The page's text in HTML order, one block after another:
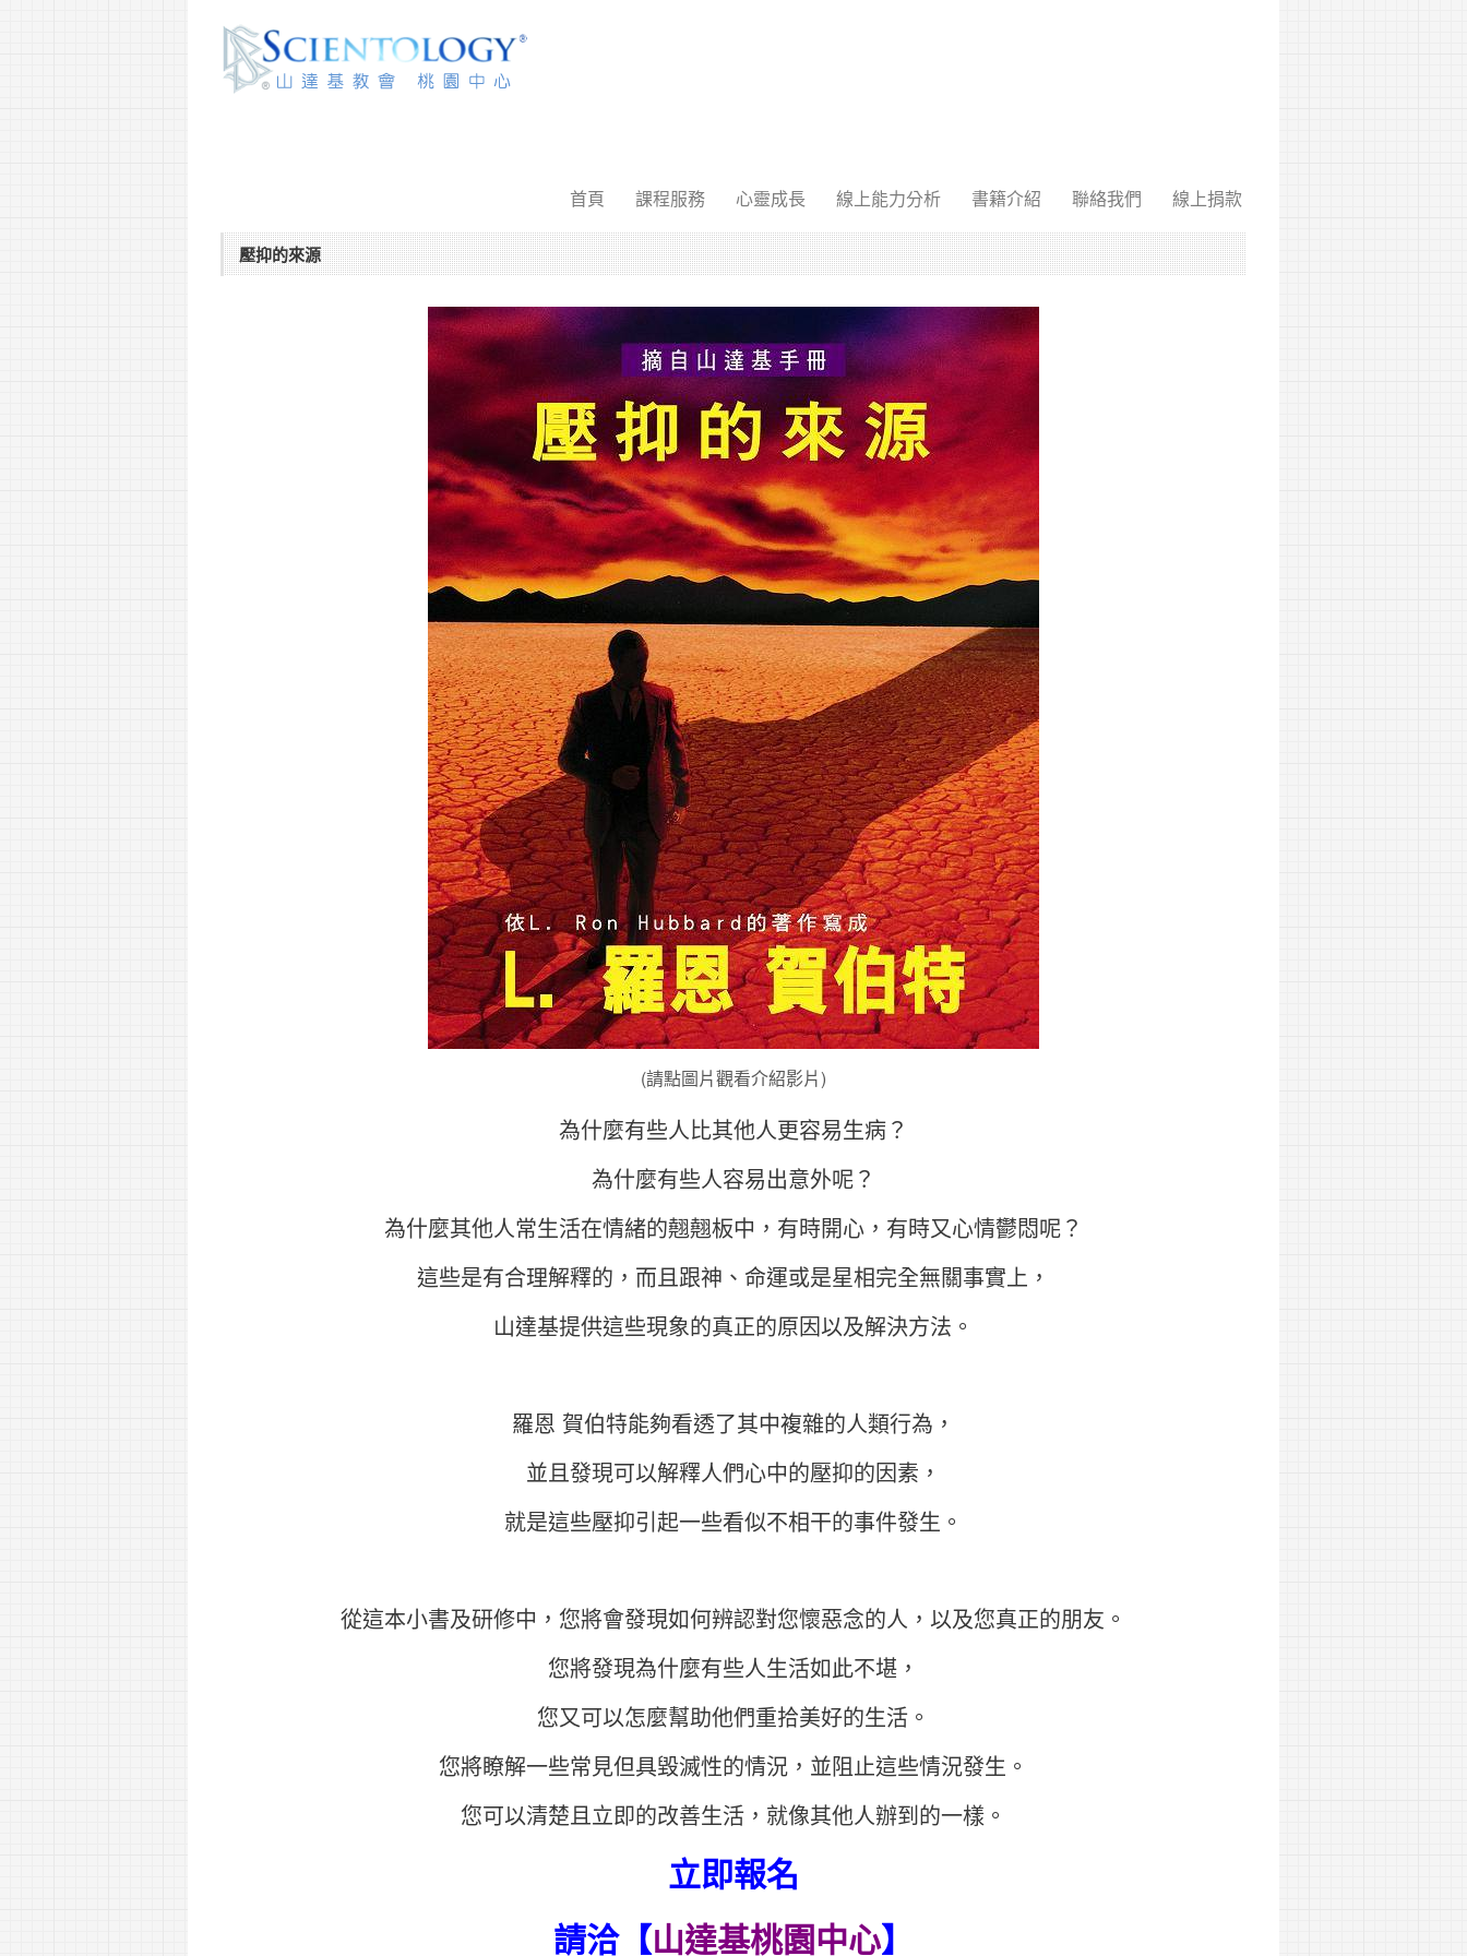
首頁 課程服務 心靈成長 線上能力分析 書籍介紹 聯絡我們 線上捐款
壓抑的來源
(請點圖片觀看介紹影片)
為什麼有些人比其他人更容易生病？
為什麼有些人容易出意外呢？
為什麼其他人常生活在情緒的翹翹板中，有時開心，有時又心情鬱悶呢？
這些是有合理解釋的，而且跟神、命運或是星相完全無關事實上，
山達基提供這些現象的真正的原因以及解決方法。
羅恩 賀伯特能夠看透了其中複雜的人類行為，
並且發現可以解釋人們心中的壓抑的因素，
就是這些壓抑引起一些看似不相干的事件發生。
從這本小書及研修中，您將會發現如何辨認對您懷惡念的人，以及您真正的朋友。
您將發現為什麼有些人生活如此不堪，
您又可以怎麼幫助他們重拾美好的生活。
您將瞭解一些常見但具毀滅性的情況，並阻止這些情況發生。
您可以清楚且立即的改善生活，就像其他人辦到的一樣。
立即報名
請洽【山達基桃園中心】